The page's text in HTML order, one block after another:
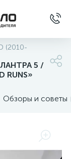
(2010-
5 /
RUNS»
Обзоры и советы